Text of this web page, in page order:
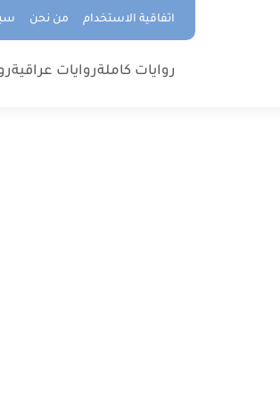
اتفاقية الاستخدام من نحن
روايات كاملةروايات عراقية